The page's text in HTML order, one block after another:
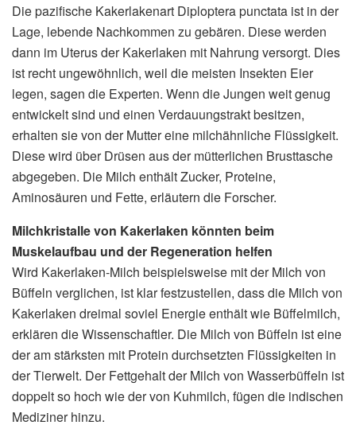
Die pazifische Kakerlakenart Diploptera punctata ist in der
Lage, lebende Nachkommen zu gebären. Diese werden
dann im Uterus der Kakerlaken mit Nahrung versorgt. Dies
ist recht ungewöhnlich, weil die meisten Insekten Eier
legen, sagen die Experten. Wenn die Jungen weit genug
entwickelt sind und einen Verdauungstrakt besitzen,
erhalten sie von der Mutter eine milchähnliche Flüssigkeit.
Diese wird über Drüsen aus der mütterlichen Brusttasche
abgegeben. Die Milch enthält Zucker, Proteine,
Aminosäuren und Fette, erläutern die Forscher.
Milchkristalle von Kakerlaken könnten beim
Muskelaufbau und der Regeneration helfen
Wird Kakerlaken-Milch beispielsweise mit der Milch von
Büffeln verglichen, ist klar festzustellen, dass die Milch von
Kakerlaken dreimal soviel Energie enthält wie Büffelmilch,
erklären die Wissenschaftler. Die Milch von Büffeln ist eine
der am stärksten mit Protein durchsetzten Flüssigkeiten in
der Tierwelt. Der Fettgehalt der Milch von Wasserbüffeln ist
doppelt so hoch wie der von Kuhmilch, fügen die indischen
Mediziner hinzu.